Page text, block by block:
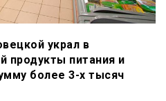
украл в
продукты питания и
более 3-х тысяч